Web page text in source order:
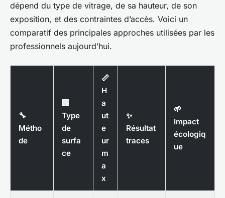
dépend du type de vitrage, de sa hauteur, de son
exposition, et des contraintes d’accès. Voici un
comparatif des principales approches utilisées par les
professionnels aujourd’hui.
🔧
Métho
de
🏢
Type
de
surfa
ce
📏
H
a
ut
e
ur
m
a
x
✨
Résultat
traces
🌱
Impact
écologiq
ue